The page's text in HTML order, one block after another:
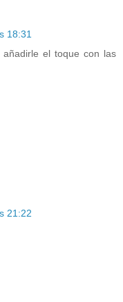
18:31
el toque con las
21:22